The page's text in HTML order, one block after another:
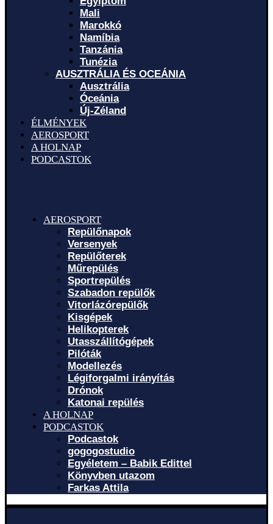
Mali
Marokkó
Namíbia
Tanzánia
Tunézia
AUSZTRÁLIA ÉS OCEÁNIA
Ausztrália
Óceánia
Új-Zéland
ÉLMÉNYEK
AEROSPORT
A HOLNAP
PODCASTOK
AEROSPORT
Repülőnapok
Versenyek
Repülőterek
Műrepülés
Sportrepülés
Szabadon repülők
Vitorlázórepülők
Kisgépek
Helikopterek
Utasszállítógépek
Pilóták
Modellezés
Légiforgalmi irányítás
Drónok
Katonai repülés
A HOLNAP
PODCASTOK
Podcastok
gogogostudio
Egyéletem – Babik Edittel
Könyvben utazom
Farkas Attila